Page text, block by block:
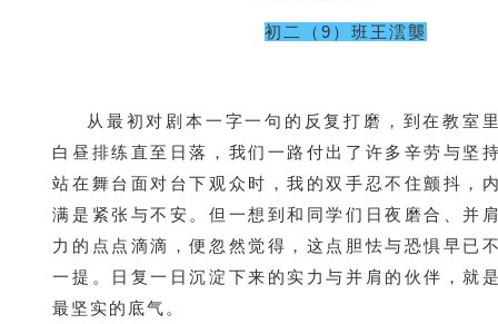
初二（9）班王澐龑
从最初对剧本一字一句的反复打磨，到在教室
白昼排练直至日落，我们一路付出了许多辛劳与坚
站在舞台面对台下观众时，我的双手忍不住颤抖，
满是紧张与不安。但一想到和同学们日夜磨合、并
力的点点滴滴，便忽然觉得，这点胆怯与恐惧早已
一提。日复一日沉淀下来的实力与并肩的伙伴，就
最坚实的底气。